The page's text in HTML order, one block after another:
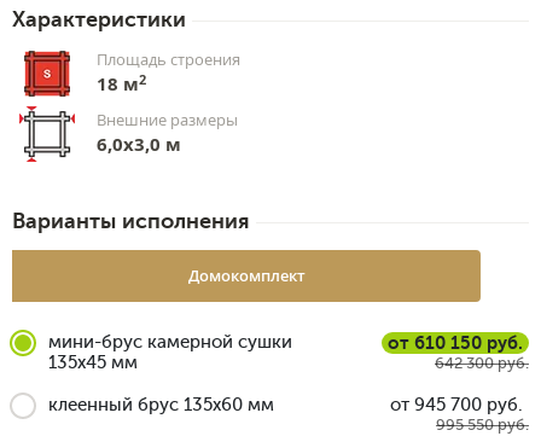
Характеристики
Площадь строения
18 м2
Внешние размеры
6,0х3,0 м
Варианты исполнения
Домокомплект
мини-брус камерной сушки
135x45 мм
от 610 150 руб.
642 300 руб.
клеенный брус 135x60 мм от 945 700 руб.
995 550 руб.